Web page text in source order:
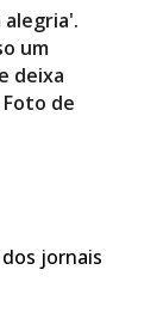
alegria'.
um
deixa
de
jornais